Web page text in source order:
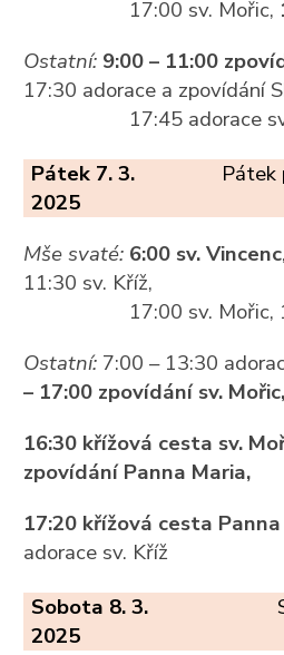
17:00 sv. Mořic,
Ostatní: 9:00 – 11:00
17:30 adorace a zpovídání
17:45 adorace
Pátek 7. 3.
2025
Pátek
Mše svaté: 6:00 sv. Vincenc
11:30 sv. Kříž,
17:00 sv. Mořic,
Ostatní: 7:00 – 13:30
– 17:00 zpovídání sv. Mořic,
16:30 křížová cesta sv.
zpovídání Panna Maria,
17:20 křížová cesta
adorace sv. Kříž
Sobota 8. 3.
2025